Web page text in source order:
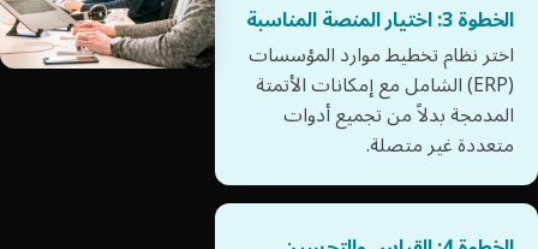
الخطوة 3: اختيار المنصة المناسبة
اختر نظام تخطيط موارد المؤسسات
(ERP) الشامل مع إمكانات الأتمتة
المدمجة بدلاً من تجميع أدوات
متعددة غير متصلة.